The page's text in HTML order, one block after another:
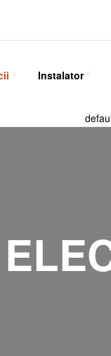
Instalator